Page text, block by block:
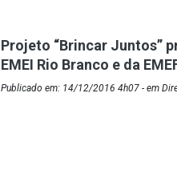
Projeto “Brincar Juntos”
EMEI Rio Branco e da
Publicado em: 14/12/2016 4h07 - em